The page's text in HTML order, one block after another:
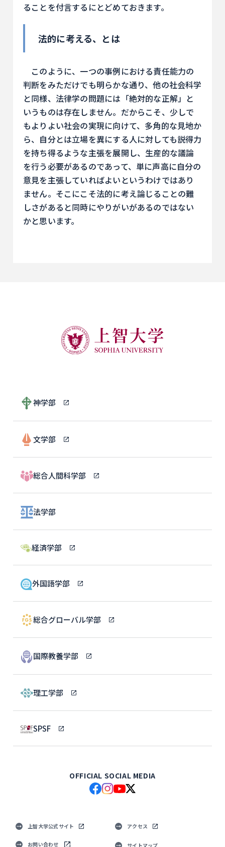
ることを付言するにとどめておきます。
法的に考える、とは
このように、一つの事例における責任能力の
判断をみただけでも明らかな通り、他の社会科学
と同様、法律学の問題には「絶対的な正解」と
いうものは存在しません。だからこそ、少しで
もよりよい社会の実現に向けて、多角的な見地か
ら、自分とは立場を異にする人に対しても説得力
を持ち得るような主張を展開し、生産的な議論
を行う必要があるのであって、単に声高に自分の
意見を主張していればよいというわけではあり
ません。そこにこそ法的に考え論じることの難
しさがあると同時にやりがいがあるのではない
かと思います。
神学部
文学部
総合人間科学部
法学部
経済学部
外国語学部
総合グローバル学部
国際教養学部
理工学部
SPSF
OFFICIAL SOCIAL MEDIA
上智大学公式サイト アクセス
お問い合わせ サイトマップ